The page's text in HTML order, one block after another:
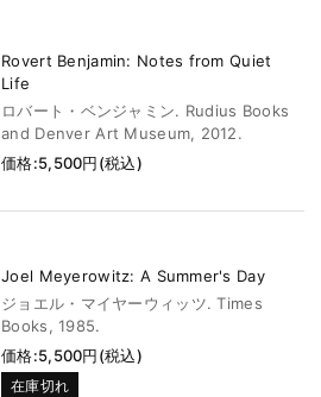
Rovert Benjamin: Notes from Quiet
Life
ロバート・ベンジャミン. Rudius Books
and Denver Art Museum, 2012.
価格:5,500円(税込)
Joel Meyerowitz: A Summer's Day
ジョエル・マイヤーウィッツ. Times
Books, 1985.
価格:5,500円(税込)
在庫切れ